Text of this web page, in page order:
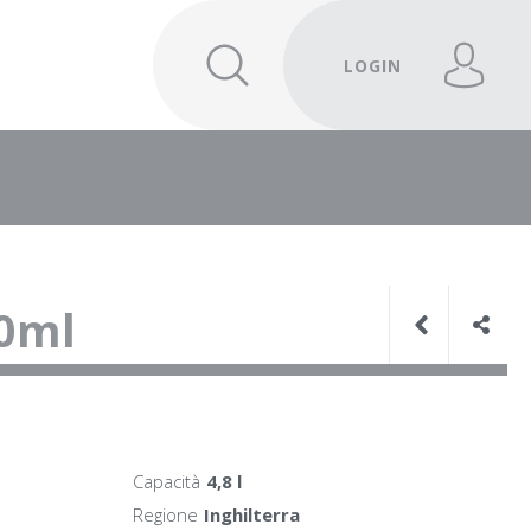
LOGIN
Capacità 4,8 l
Regione Inghilterra